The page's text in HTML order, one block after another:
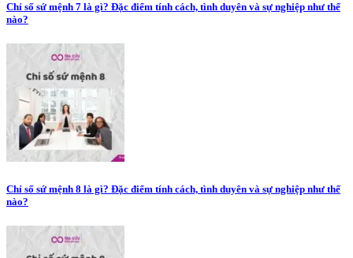
Chỉ số sứ mệnh 7 là gì? Đặc điểm tính cách, tình duyên và sự nghiệp như thế
nào?
Chỉ số sứ mệnh 8 là gì? Đặc điểm tính cách, tình duyên và sự nghiệp như thế
nào?